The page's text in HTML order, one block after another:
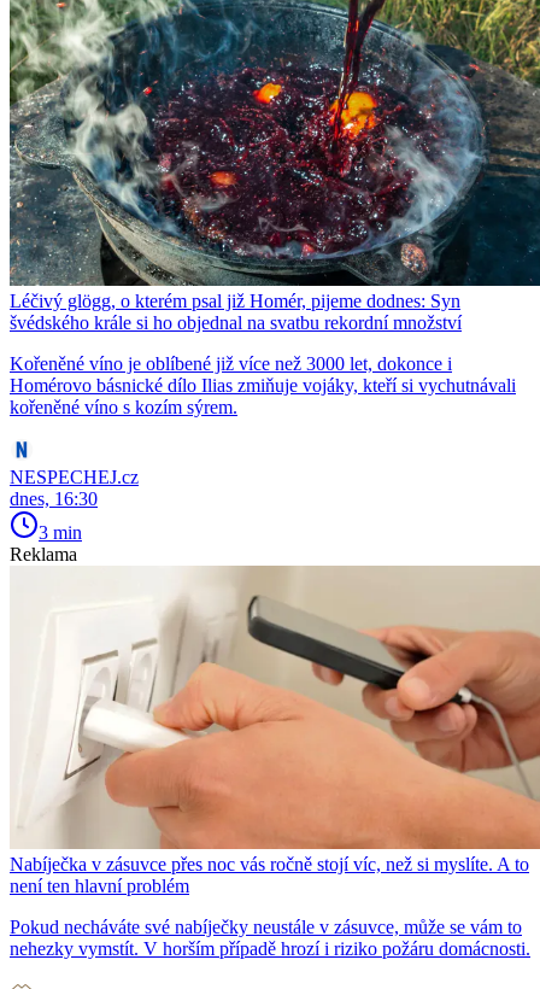
Léčivý glögg, o kterém psal již Homér, pijeme dodnes: Syn
švédského krále si ho objednal na svatbu rekordní množství
Kořeněné víno je oblíbené již více než 3000 let, dokonce i
Homérovo básnické dílo Ilias zmiňuje vojáky, kteří si vychutnávali
kořeněné víno s kozím sýrem.
NESPECHEJ.cz
dnes, 16:30
3 min
Reklama
Nabíječka v zásuvce přes noc vás ročně stojí víc, než si myslíte. A to
není ten hlavní problém
Pokud necháváte své nabíječky neustále v zásuvce, může se vám to
nehezky vymstít. V horším případě hrozí i riziko požáru domácnosti.